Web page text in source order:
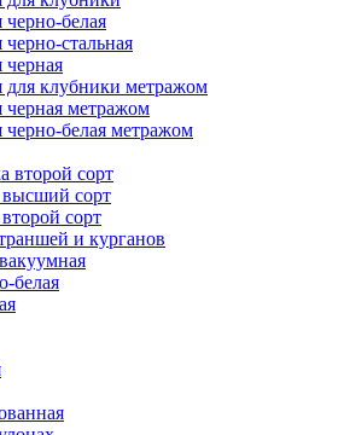
белая
стальная
клубники метражом
метражом
белая метражом
второй сорт
высший сорт
сорт
и курганов
белая